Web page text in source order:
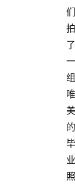
们
拍
了
一
组
唯
美
的
毕
业
照